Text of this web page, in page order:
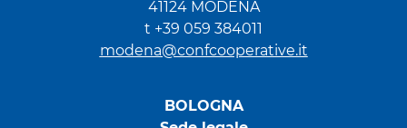
41124 MODENA
t +39 059 384011
modena@confcooperative.it
BOLOGNA